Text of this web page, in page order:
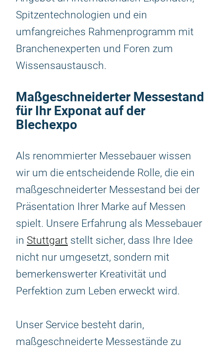
Spitzentechnologien und ein
umfangreiches Rahmenprogramm mit
Branchenexperten und Foren zum
Wissensaustausch.
Maßgeschneiderter Messestand
für Ihr Exponat auf der
Blechexpo
Als renommierter Messebauer wissen
wir um die entscheidende Rolle, die ein
maßgeschneiderter Messestand bei der
Präsentation Ihrer Marke auf Messen
spielt. Unsere Erfahrung als Messebauer
in Stuttgart stellt sicher, dass Ihre Idee
nicht nur umgesetzt, sondern mit
bemerkenswerter Kreativität und
Perfektion zum Leben erweckt wird.
Unser Service besteht darin,
maßgeschneiderte Messestände zu